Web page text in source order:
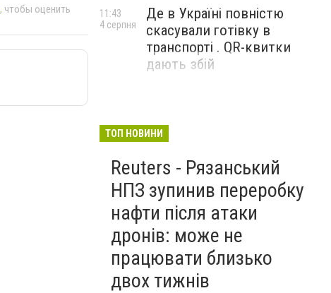
, чтобы оценить
Де в Україні повністю
скасували готівку в
транспорті . QR-квитки
дають збій
11:43
4 серпня
ТОП НОВИНИ
Reuters - Рязанський
НПЗ зупинив переробку
нафти після атаки
дронів: може не
працювати близько
двох тижнів